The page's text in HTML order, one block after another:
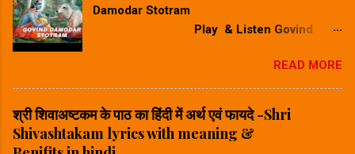
Damodar Stotram
Play & Listen Govind
स्तोत्रम करार विन्दे न पदार विन्दम सुनिए ⬆
Play Song⬆ Govind Damodar Stotram
Lyrics & Meaning in Hindi-गोविन्द दामोदर स्तोत्र
का हिंदी में अर्थ करारविन्देन पदारविन्दं मुखारविन्दे
विनिवेशयन्तम्। वटस्य पत्रस्य पुटे शयानं बालं मुकुन्दं मनसा
READ MORE
श्री शिवाअष्टकम के पाठ का हिंदी में अर्थ एवं फायदे -Shri
Shivashtakam lyrics with meaning &